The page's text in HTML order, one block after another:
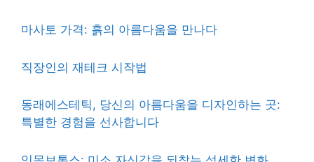
마사토 가격: 흙의 아름다움을 만나다
직장인의 재테크 시작법
동래에스테틱, 당신의 아름다움을 디자인하는 곳:
특별한 경험을 선사합니다